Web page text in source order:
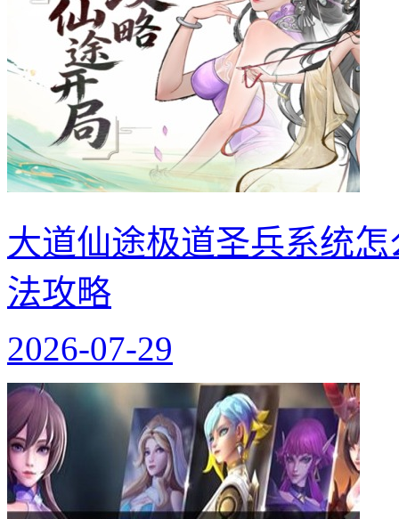
大道仙途极道圣兵系统
法攻略
2026-07-29